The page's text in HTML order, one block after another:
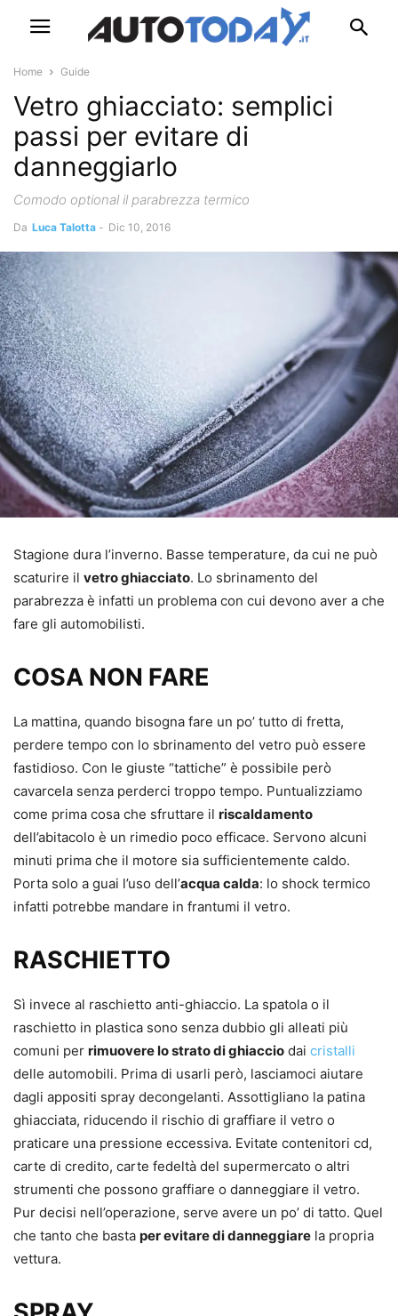
Home Guide
Vetro ghiacciato: semplici
passi per evitare di
danneggiarlo
Comodo optional il parabrezza termico
Da Luca Talotta - Dic 10, 2016
Stagione dura l’inverno. Basse temperature, da cui ne può
scaturire il vetro ghiacciato. Lo sbrinamento del
parabrezza è infatti un problema con cui devono aver a che
fare gli automobilisti.
COSA NON FARE
La mattina, quando bisogna fare un po’ tutto di fretta,
perdere tempo con lo sbrinamento del vetro può essere
fastidioso. Con le giuste “tattiche” è possibile però
cavarcela senza perderci troppo tempo. Puntualizziamo
come prima cosa che sfruttare il riscaldamento
dell’abitacolo è un rimedio poco efficace. Servono alcuni
minuti prima che il motore sia sufficientemente caldo.
Porta solo a guai l’uso dell’acqua calda: lo shock termico
infatti potrebbe mandare in frantumi il vetro.
RASCHIETTO
Sì invece al raschietto anti-ghiaccio. La spatola o il
raschietto in plastica sono senza dubbio gli alleati più
comuni per rimuovere lo strato di ghiaccio dai cristalli
delle automobili. Prima di usarli però, lasciamoci aiutare
dagli appositi spray decongelanti. Assottigliano la patina
ghiacciata, riducendo il rischio di graffiare il vetro o
praticare una pressione eccessiva. Evitate contenitori cd,
carte di credito, carte fedeltà del supermercato o altri
strumenti che possono graffiare o danneggiare il vetro.
Pur decisi nell’operazione, serve avere un po’ di tatto. Quel
che tanto che basta per evitare di danneggiare la propria
vettura.